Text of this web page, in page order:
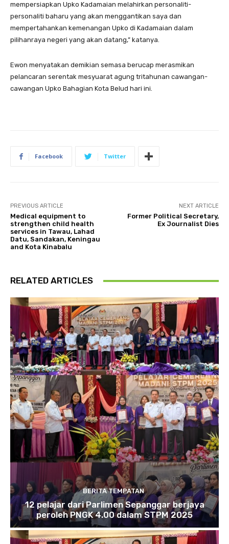
mempersiapkan Upko Kadamaian melahirkan personaliti-
personaliti baharu yang akan menggantikan saya dan
mempertahankan kemenangan Upko di Kadamaian dalam
pilihanraya negeri yang akan datang,” katanya.
Ewon menyatakan demikian semasa berucap merasmikan
pelancaran serentak mesyuarat agung tritahunan cawangan-
cawangan Upko Bahagian Kota Belud hari ini.
Facebook Twitter
PREVIOUS ARTICLE
Medical equipment to
strengthen child health
services in Tawau, Lahad
Datu, Sandakan, Keningau
and Kota Kinabalu
NEXT ARTICLE
Former Political Secretary,
Ex Journalist Dies
RELATED ARTICLES
BERITA TEMPATAN
12 pelajar dari Parlimen Sepanggar berjaya
peroleh PNGK 4.00 dalam STPM 2025